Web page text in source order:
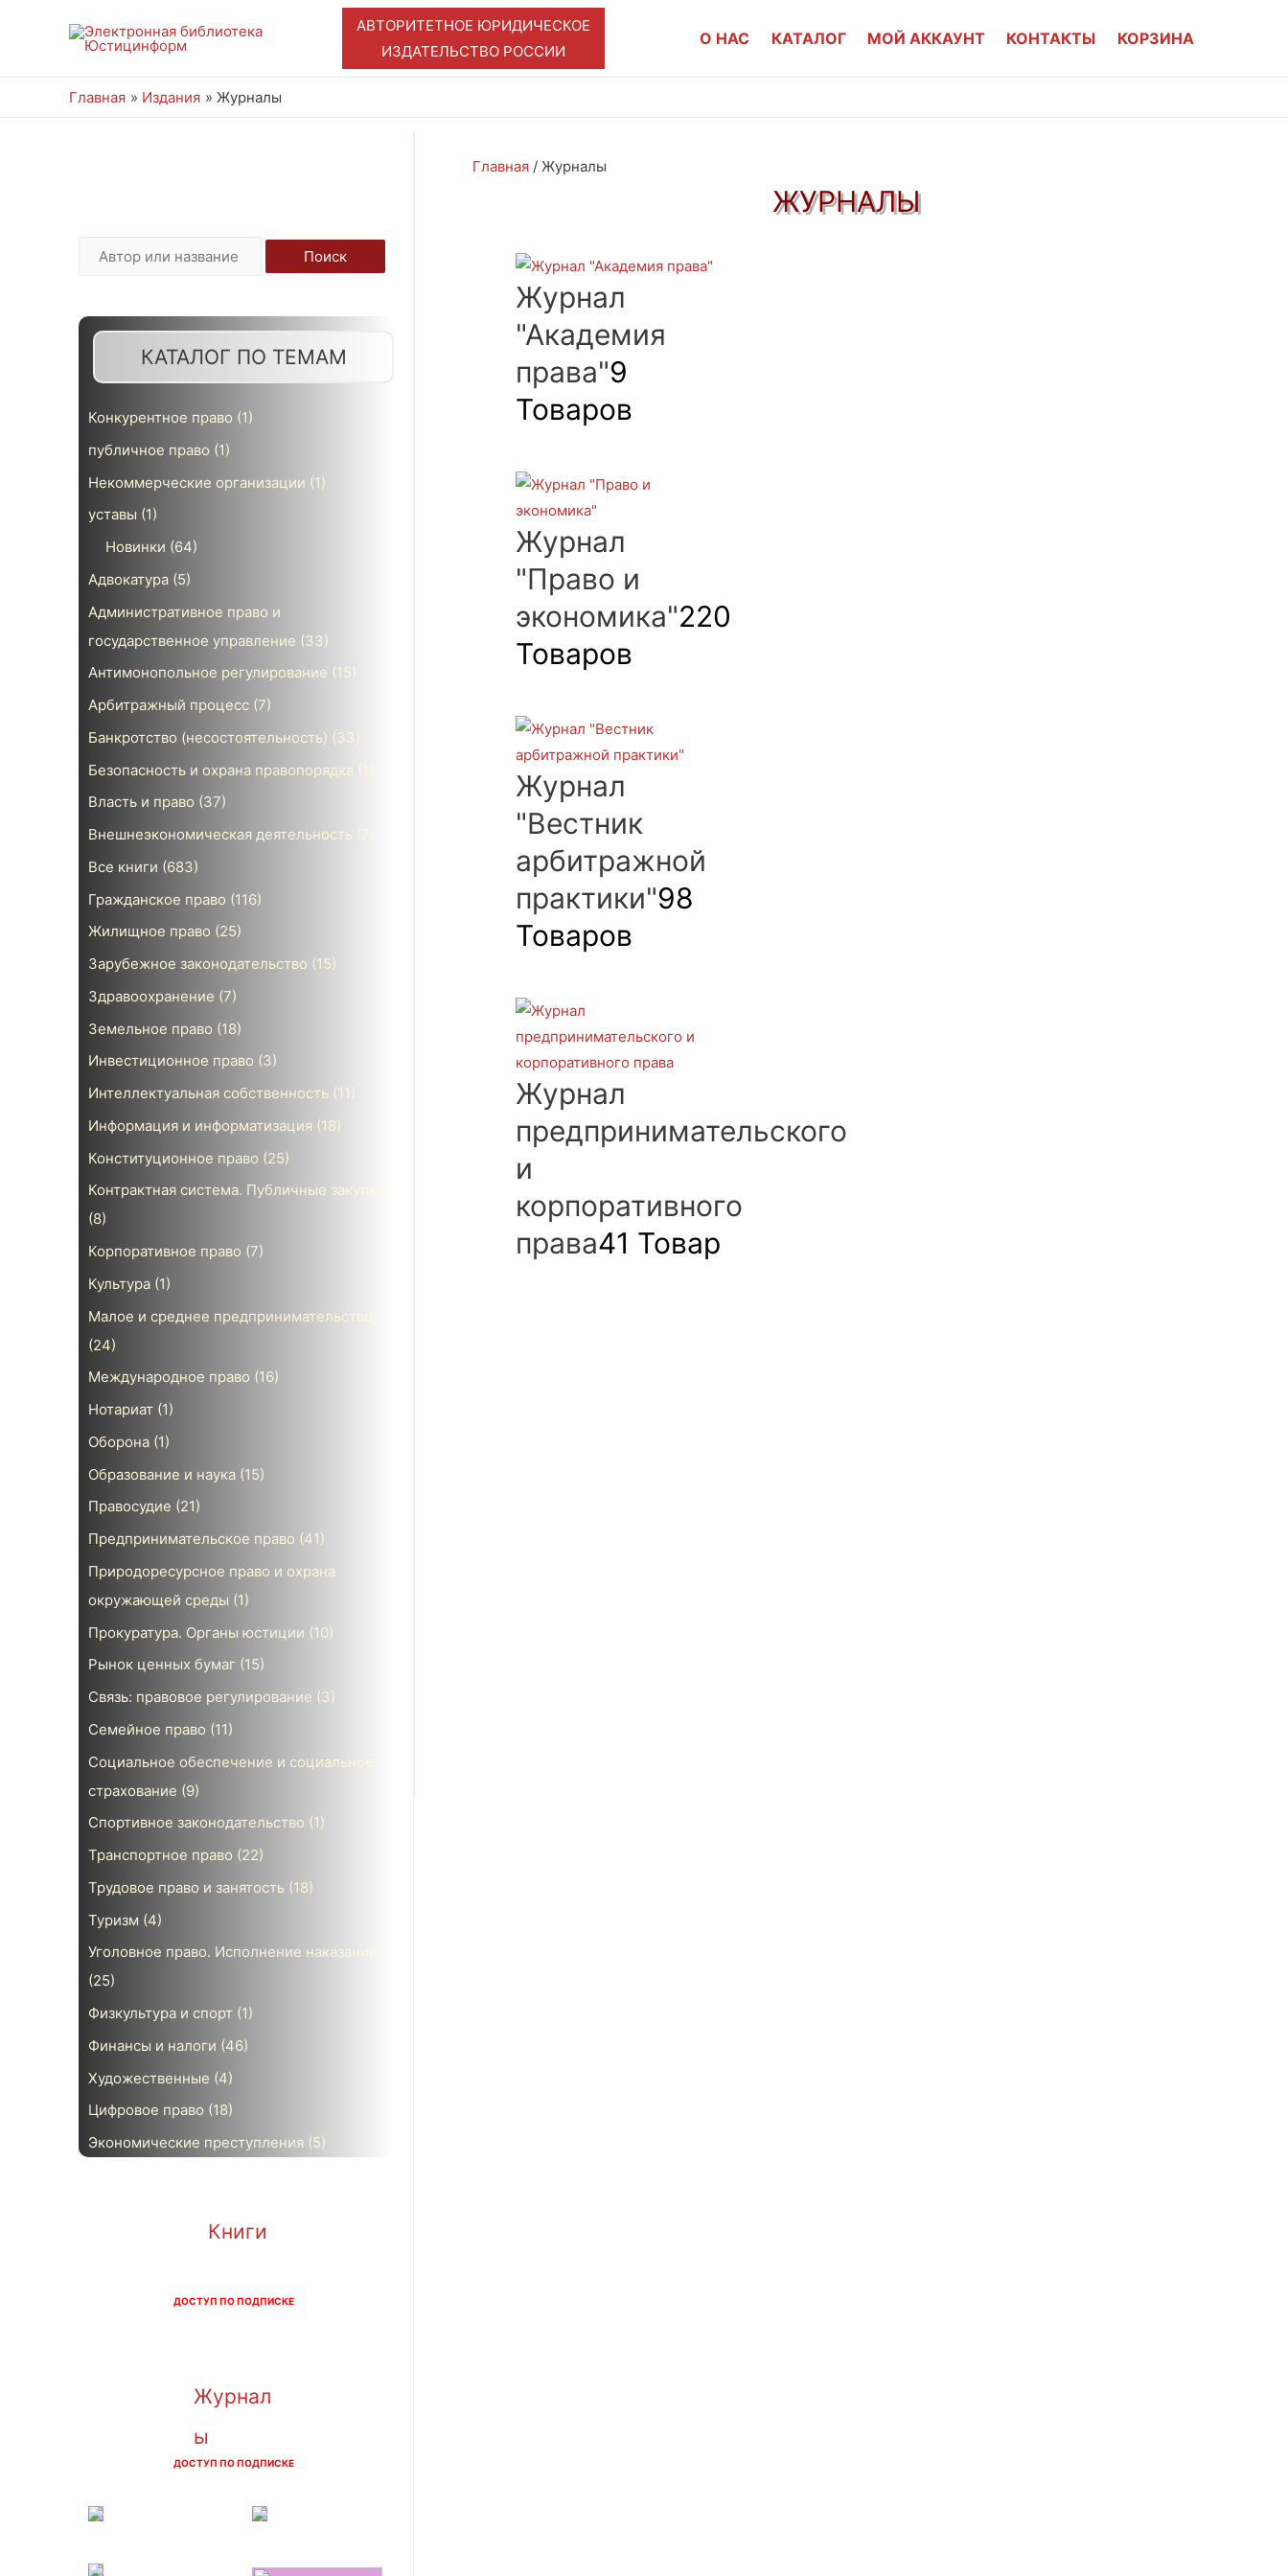
АВТОРИТЕТНОЕ ЮРИДИЧЕСКОЕ
ИЗДАТЕЛЬСТВО РОССИИ
О НАС КАТАЛОГ МОЙ АККАУНТ КОНТАКТЫ КОРЗИНА
Главная Издания Журналы
Поиск
КАТАЛОГ ПО ТЕМАМ
Конкурентное право (1)
публичное право (1)
Некоммерческие организации (1)
уставы (1)
Новинки (64)
Адвокатура (5)
Административное право и
государственное управление (33)
Антимонопольное регулирование (15)
Арбитражный процесс (7)
Банкротство (несостоятельность) (33)
Безопасность и охрана правопорядка
Власть и право (37)
Внешнеэкономическая деятельность
Все книги (683)
Гражданское право (116)
Жилищное право (25)
Зарубежное законодательство (15)
Здравоохранение (7)
Земельное право (18)
Инвестиционное право (3)
Интеллектуальная собственность (11)
Информация и информатизация (18)
Конституционное право (25)
Контрактная система. Публичные закупки
(8)
Корпоративное право (7)
Культура (1)
Малое и среднее предпринимательство
(24)
Международное право (16)
Нотариат (1)
Оборона (1)
Образование и наука (15)
Правосудие (21)
Предпринимательское право (41)
Природоресурсное право и охрана
окружающей среды (1)
Прокуратура. Органы юстиции (10)
Рынок ценных бумаг (15)
Связь: правовое регулирование (3)
Семейное право (11)
Социальное обеспечение и социальное
страхование (9)
Спортивное законодательство (1)
Транспортное право (22)
Трудовое право и занятость (18)
Туризм (4)
Уголовное право. Исполнение наказаний
(25)
Физкультура и спорт (1)
Финансы и налоги (46)
Художественные (4)
Цифровое право (18)
Экономические преступления (5)
Книги
ДОСТУП ПО ПОДПИСКЕ
Журнал
ы
ДОСТУП ПО ПОДПИСКЕ
Главная / Журналы
ЖУРНАЛЫ
Журнал
"Академия
права"9
Товаров
Журнал
"Право и
экономика"220
Товаров
Журнал
"Вестник
арбитражной
практики"98
Товаров
Журнал
предпринимательского
и
корпоративного
права41 Товар